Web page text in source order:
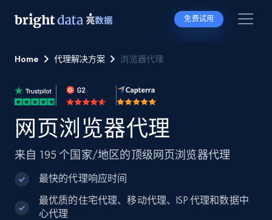
免费试用
Home 代理解决方案 浏览器代理
网页浏览器代理
来自 195 个国家/地区的顶级网页浏览器代理
最快的代理响应时间
最优质的住宅代理、移动代理、ISP 代理和数据中
心代理